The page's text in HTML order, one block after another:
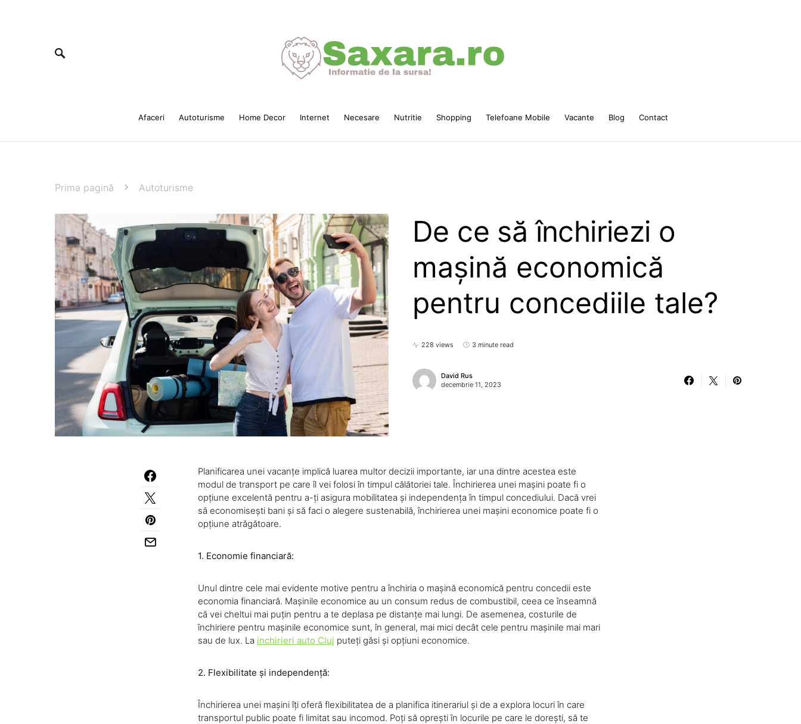
Afaceri Autoturisme Home Decor Internet Necesare Nutritie Shopping Telefoane Mobile Vacante Blog Contact
Prima pagină Autoturisme
De ce să închiriezi o
mașină economică
pentru concediile tale?
228 views 3 minute read
David Rus
decembrie 11, 2023
Planificarea unei vacanțe implică luarea multor decizii importante, iar una dintre acestea este
modul de transport pe care îl vei folosi în timpul călătoriei tale. Închirierea unei mașini poate fi o
opțiune excelentă pentru a-ți asigura mobilitatea și independența în timpul concediului. Dacă vrei
să economisești bani și să faci o alegere sustenabilă, închirierea unei mașini economice poate fi o
opțiune atrăgătoare.
1. Economie financiară:
Unul dintre cele mai evidente motive pentru a închiria o mașină economică pentru concedii este
economia financiară. Mașinile economice au un consum redus de combustibil, ceea ce înseamnă
că vei cheltui mai puțin pentru a te deplasa pe distanțe mai lungi. De asemenea, costurile de
închiriere pentru mașinile economice sunt, în general, mai mici decât cele pentru mașinile mai mari
sau de lux. La inchirieri auto Cluj puteți găsi și opțiuni economice.
2. Flexibilitate și independență:
Închirierea unei mașini îți oferă flexibilitatea de a planifica itinerariul și de a explora locuri în care
transportul public poate fi limitat sau incomod. Poți să oprești în locurile pe care le dorești, să te